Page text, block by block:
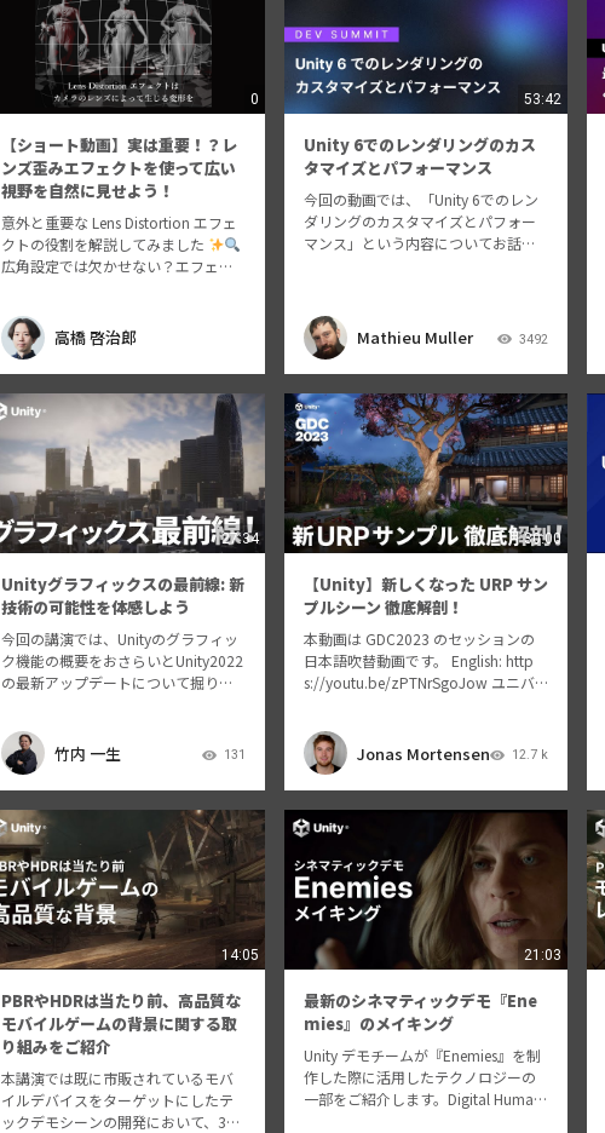
0
【ショート動画】実は重要！？レ
ンズ歪みエフェクトを使って広い
視野を自然に見せよう！
意外と重要な Lens Distortion エフェ
クトの役割を解説してみました
広角設定では欠かせない？エフェク
使うときはかる〜く、さりげなく入
れるくらいがおすすめ…
高橋 啓治郎
53:42
Unity 6でのレンダリングのカス
タマイズとパフォーマンス
今回の動画では、「Unity 6でのレン
ダリングのカスタマイズとパフォー
マンス」という内容についてお話い
Mathieu Muller 3492
27:34
Unityグラフィックスの最前線: 新
技術の可能性を体感しよう
今回の講演では、Unityのグラフィッ
ク機能の概要をおさらいとUnity2022
の最新アップデートについて掘り下
ダーパイプラインに対する変更が行
われています。…
竹内 一生 131
30:00
【Unity】新しくなった URP サン
プルシーン 徹底解剖！
本動画は GDC2023 のセッションの
日本語吹替動画です。 English: http
s://youtu.be/zPTNrSgoJow ユニバ
ォームゲームを構築する方法を …
Jonas Mortensen 12.7 k
14:05
PBRやHDRは当たり前、高品質な
モバイルゲームの背景に関する取
り組みをご紹介
本講演では既に市販されているモバ
イルデバイスをターゲットにしたテ
ックデモシーンの開発において、3D
21:03
最新のシネマティックデモ『Ene
mies』のメイキング
Unity デモチームが『Enemies』を制
作した際に活用したテクノロジーの
一部をご紹介します。Digital Human